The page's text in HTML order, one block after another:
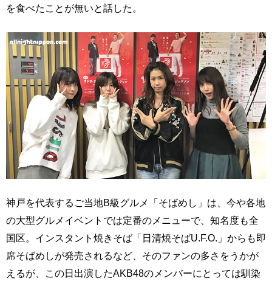
を食べたことが無いと話した。
神戸を代表するご当地B級グルメ「そばめし」は、今や各地
の大型グルメイベントでは定番のメニューで、知名度も全
国区。インスタント焼きそば「日清焼そばU.F.O.」からも即
席そばめしが発売されるなど、そのファンの多さをうかが
えるが、この日出演したAKB48のメンバーにとっては馴染